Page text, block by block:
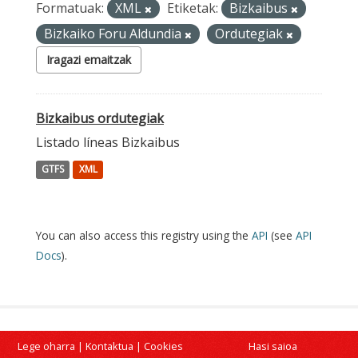
Formatuak: XML Etiketak:
Bizkaibus
Bizkaiko Foru Aldundia
Ordutegiak
Iragazi emaitzak
Bizkaibus ordutegiak
Listado líneas Bizkaibus
GTFS XML
You can also access this registry using the API (see API
Docs).
Lege oharra | Kontaktua | Cookies Hasi saioa